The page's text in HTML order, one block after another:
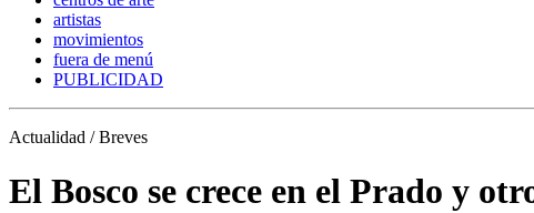
artistas
movimientos
fuera de menú
PUBLICIDAD
Actualidad / Breves
El Bosco se crece en el Prado y